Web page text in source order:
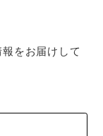
をお届けして